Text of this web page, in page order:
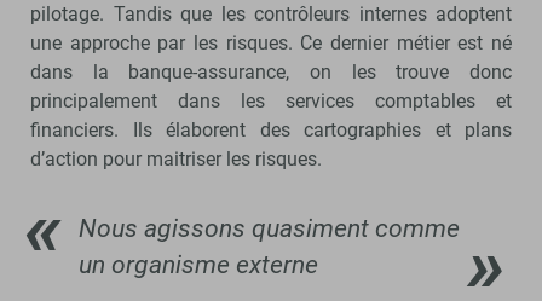
pilotage. Tandis que les contrôleurs internes adoptent
une approche par les risques. Ce dernier métier est né
dans la banque-assurance, on les trouve donc
principalement dans les services comptables et
financiers. Ils élaborent des cartographies et plans
d’action pour maitriser les risques.
Nous agissons quasiment comme
un organisme externe